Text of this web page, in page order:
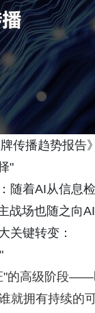
传播趋势报告
"
随着AI从信息
战场也随之向
关键转变：
"的高级阶段
就拥有持续的